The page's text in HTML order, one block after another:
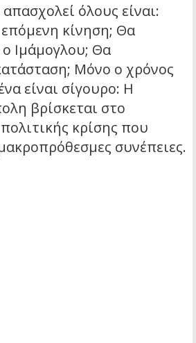
όλους είναι:
επόμενη κίνηση; Θα
Ιμάμογλου; Θα
Μόνο ο χρόνος
είναι σίγουρο: Η
βρίσκεται στο
κρίσης που
συνέπειες.